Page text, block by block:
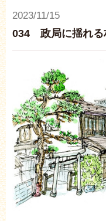
2023/11/15
034 政局に揺れる